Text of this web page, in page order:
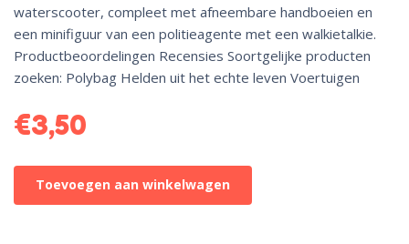
waterscooter, compleet met afneembare handboeien en
een minifiguur van een politieagente met een walkietalkie.
Productbeoordelingen Recensies Soortgelijke producten
zoeken: Polybag Helden uit het echte leven Voertuigen
€3,50
Toevoegen aan winkelwagen